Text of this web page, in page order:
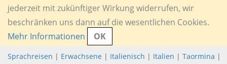
jederzeit mit zukünftiger Wirkung widerrufen, wir
beschränken uns dann auf die wesentlichen Cookies.
Mehr Informationen
OK
Sprachreisen | Erwachsene | Italienisch | Italien | Taormina |